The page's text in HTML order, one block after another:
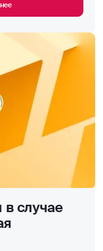
в случае